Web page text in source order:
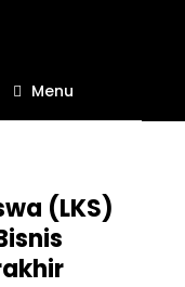
Menu
(LKS)